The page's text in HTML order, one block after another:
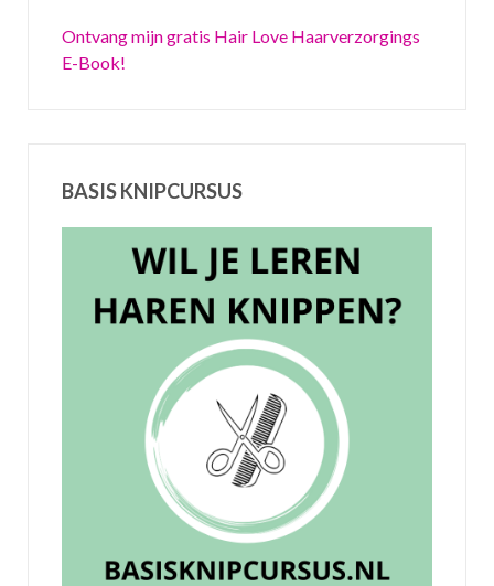
Ontvang mijn gratis Hair Love Haarverzorgings
E-Book!
BASIS KNIPCURSUS